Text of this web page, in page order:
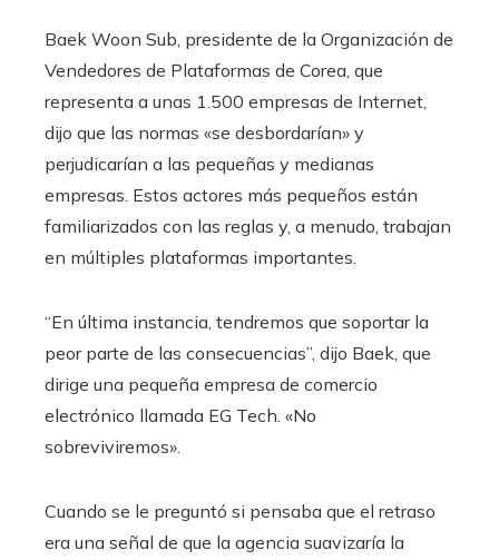
Baek Woon Sub, presidente de la Organización de
Vendedores de Plataformas de Corea, que
representa a unas 1.500 empresas de Internet,
dijo que las normas «se desbordarían» y
perjudicarían a las pequeñas y medianas
empresas. Estos actores más pequeños están
familiarizados con las reglas y, a menudo, trabajan
en múltiples plataformas importantes.
“En última instancia, tendremos que soportar la
peor parte de las consecuencias”, dijo Baek, que
dirige una pequeña empresa de comercio
electrónico llamada EG Tech. «No
sobreviviremos».
Cuando se le preguntó si pensaba que el retraso
era una señal de que la agencia suavizaría la